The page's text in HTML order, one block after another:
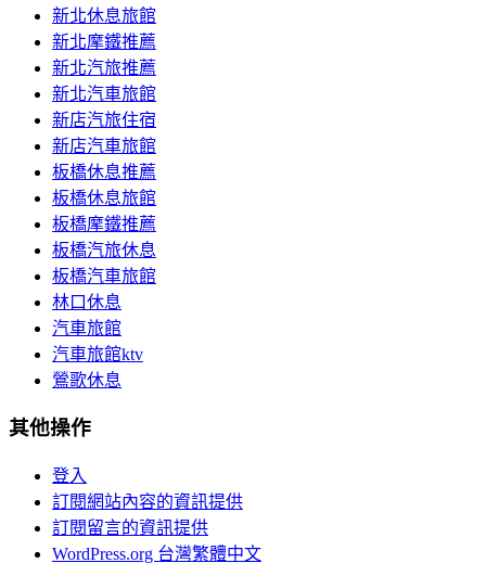
新北休息旅館
新北摩鐵推薦
新北汽旅推薦
新北汽車旅館
新店汽旅住宿
新店汽車旅館
板橋休息推薦
板橋休息旅館
板橋摩鐵推薦
板橋汽旅休息
板橋汽車旅館
林口休息
汽車旅館
汽車旅館ktv
鶯歌休息
其他操作
登入
訂閱網站內容的資訊提供
訂閱留言的資訊提供
WordPress.org 台灣繁體中文